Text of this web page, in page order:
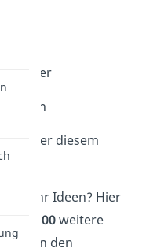
Love Her
Van
unter diesem
mehr Ideen? Hier
über 100weitere
in den